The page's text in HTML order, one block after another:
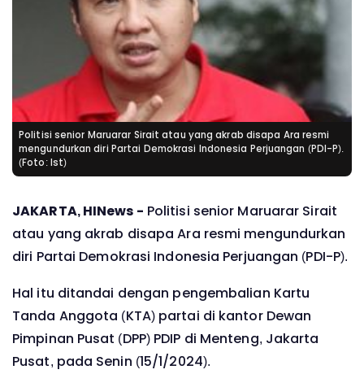
Politisi senior Maruarar Sirait atau yang akrab disapa Ara resmi
mengundurkan diri Partai Demokrasi Indonesia Perjuangan (PDI-P).
(Foto: Ist)
JAKARTA, HINews - Politisi senior Maruarar Sirait
atau yang akrab disapa Ara resmi mengundurkan
diri Partai Demokrasi Indonesia Perjuangan (PDI-P).
Hal itu ditandai dengan pengembalian Kartu
Tanda Anggota (KTA) partai di kantor Dewan
Pimpinan Pusat (DPP) PDIP di Menteng, Jakarta
Pusat, pada Senin (15/1/2024).